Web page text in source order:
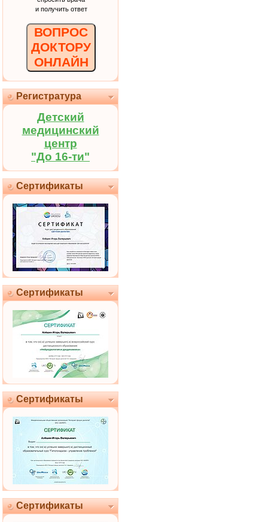
и получить ответ
ВОПРОС
ДОКТОРУ
ОНЛАЙН
Регистратура
Детский
медицинский
центр
"До 16-ти"
Сертификаты
Сертификаты
Сертификаты
Сертификаты